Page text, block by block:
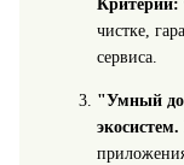
Критерии:
чистке,
сервиса.
"Умный
экосистем.